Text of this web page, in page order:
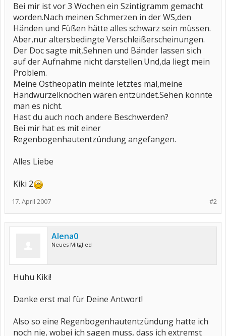
Bei mir ist vor 3 Wochen ein Szintigramm gemacht
worden.Nach meinen Schmerzen in der WS,den
Händen und Füßen hätte alles schwarz sein müssen.
Aber,nur altersbedingte Verschleißerscheinungen.
Der Doc sagte mit,Sehnen und Bänder lassen sich
auf der Aufnahme nicht darstellen.Und,da liegt mein
Problem.
Meine Ostheopatin meinte letztes mal,meine
Handwurzelknochen wären entzündet.Sehen konnte
man es nicht.
Hast du auch noch andere Beschwerden?
Bei mir hat es mit einer
Regenbogenhautentzündung angefangen.
Alles Liebe
Kiki 2
#2
17. April 2007
Alena0
Neues Mitglied
Huhu Kiki!
Danke erst mal für Deine Antwort!
Also so eine Regenbogenhautentzündung hatte ich
noch nie, wobei ich sagen muss, dass ich extremst